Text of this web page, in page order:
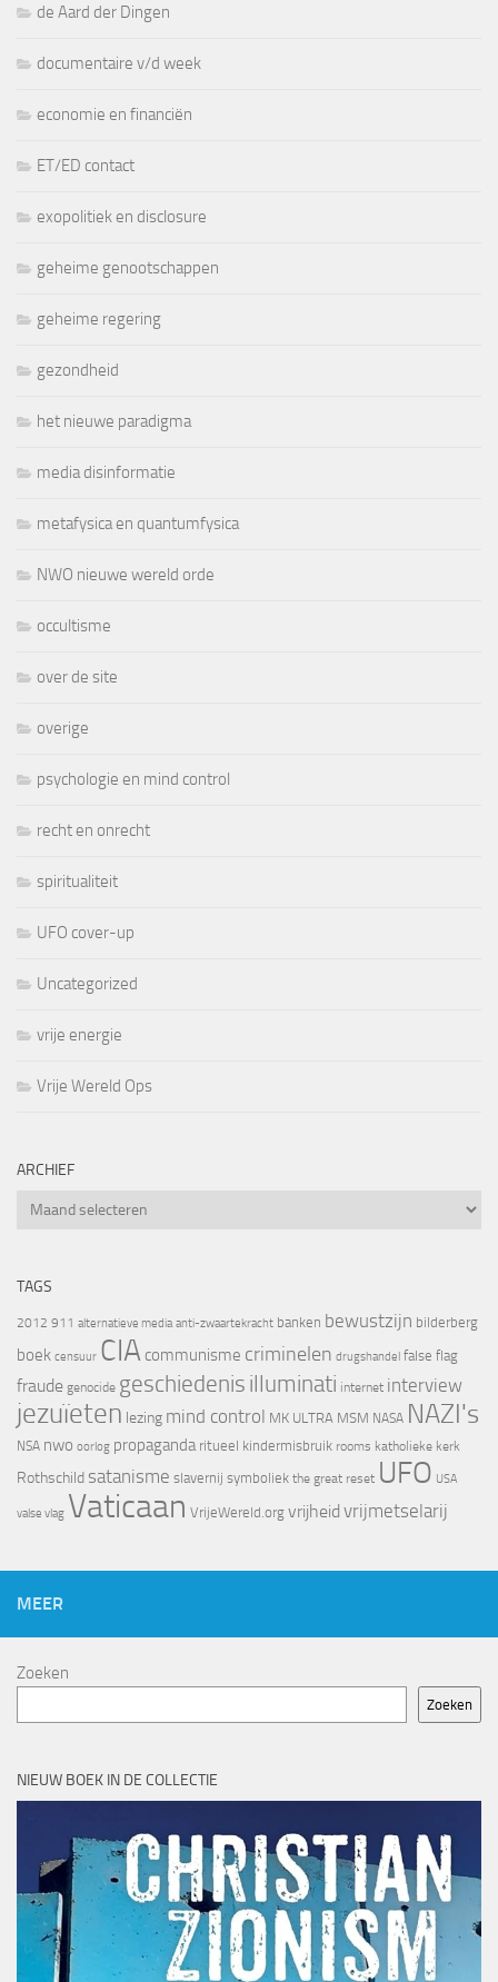
de Aard der Dingen
documentaire v/d week
economie en financiën
ET/ED contact
exopolitiek en disclosure
geheime genootschappen
geheime regering
gezondheid
het nieuwe paradigma
media disinformatie
metafysica en quantumfysica
NWO nieuwe wereld orde
occultisme
over de site
overige
psychologie en mind control
recht en onrecht
spiritualiteit
UFO cover-up
Uncategorized
vrije energie
Vrije Wereld Ops
ARCHIEF
Archief
TAGS
2012 911 alternatieve media anti-zwaartekracht banken bewustzijn bilderberg
boek censuur CIA communisme criminelen drugshandel false flag
fraude genocide geschiedenis illuminati internet interview
jezuïeten lezing mind control MK ULTRA MSM NASA NAZI's
NSA nwo oorlog propaganda ritueel kindermisbruik rooms katholieke kerk
Rothschild satanisme slavernij symboliek the great reset UFO USA
valse vlag Vaticaan VrijeWereld.org vrijheid vrijmetselarij
MEER
Zoeken
Zoeken
NIEUW BOEK IN DE COLLECTIE